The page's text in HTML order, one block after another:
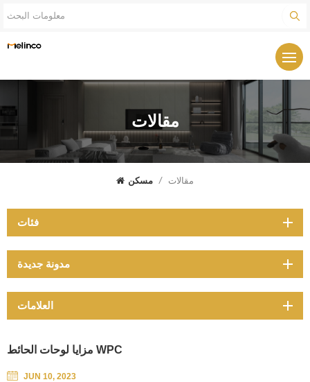
مقالات
مسكن / مقالات
مزايا لوحات الحائط WPC
JUN 10, 2023
فئات
مدونة جديدة
العلامات